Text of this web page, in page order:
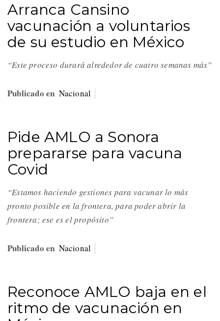
Arranca Cansino
vacunación a voluntarios
de su estudio en México
“Este proceso durará alrededor de cuatro semanas más”
Publicado en Nacional
Pide AMLO a Sonora
prepararse para vacuna
Covid
“Estamos haciendo gestiones para vacunar lo más
pronto posible en la frontera, para poder abrir la
frontera; ese es el propósito”
Publicado en Nacional
Reconoce AMLO baja en el
ritmo de vacunación en